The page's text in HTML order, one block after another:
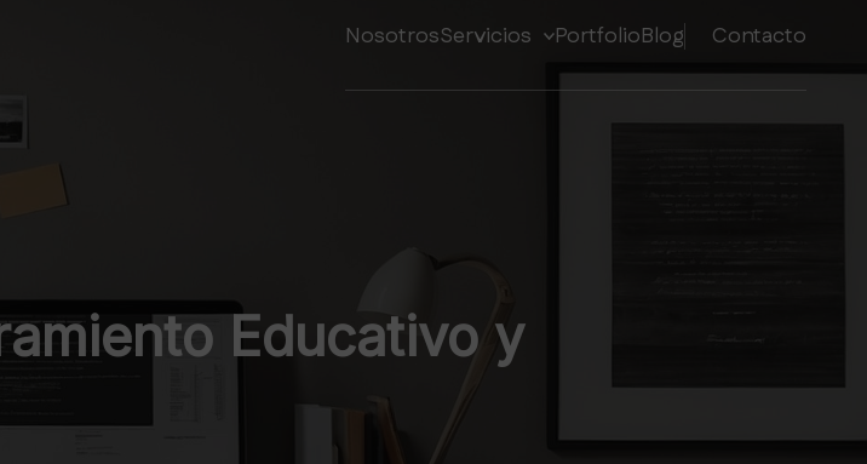
NosotrosServicios PortfolioBlog Contacto
Educativo y